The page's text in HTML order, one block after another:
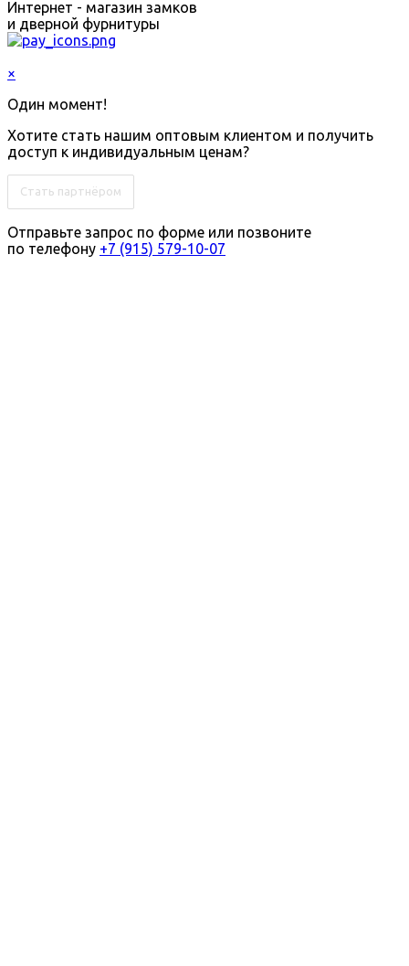
Интернет - магазин замков
и дверной фурнитуры
×
Один момент!
Хотите стать нашим оптовым клиентом и получить
доступ к индивидуальным ценам?
Стать партнёром
Отправьте запрос по форме или позвоните
по телефону +7 (915) 579-10-07